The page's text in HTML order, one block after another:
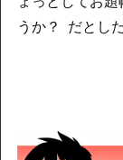
うか？ だとし